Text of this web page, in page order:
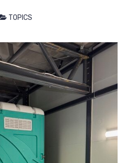
TOPICS